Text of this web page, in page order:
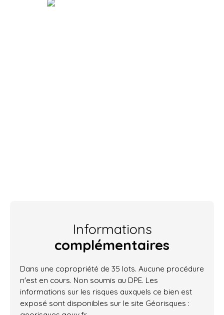
Informations
complémentaires
Dans une copropriété de 35 lots. Aucune procédure
n'est en cours. Non soumis au DPE. Les
informations sur les risques auxquels ce bien est
exposé sont disponibles sur le site Géorisques :